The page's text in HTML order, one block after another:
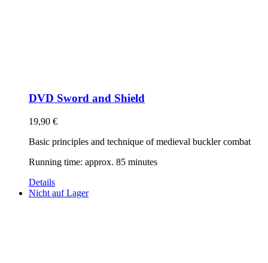
DVD Sword and Shield
19,90 €
Basic principles and technique of medieval buckler combat
Running time: approx. 85 minutes
Details
Nicht auf Lager